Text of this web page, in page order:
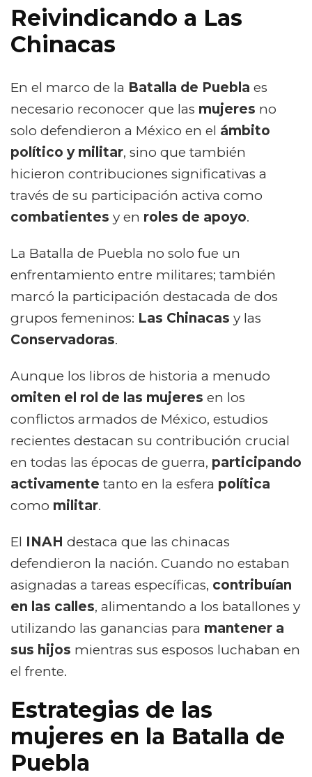
Mujeres
guerrilleras
durante
la
de
Reivindicando a Las
Chinacas
En el marco de la Batalla de Puebla es
necesario reconocer que las mujeres no
solo defendieron a México en el ámbito
político y militar, sino que también
hicieron contribuciones significativas a
través de su participación activa como
combatientes y en roles de apoyo.
La Batalla de Puebla no solo fue un
enfrentamiento entre militares; también
marcó la participación destacada de dos
grupos femeninos: Las Chinacas y las
Conservadoras.
Aunque los libros de historia a menudo
omiten el rol de las mujeres en los
conflictos armados de México, estudios
recientes destacan su contribución crucial
en todas las épocas de guerra, participando
activamente tanto en la esfera política
como militar.
El INAH destaca que las chinacas
defendieron la nación. Cuando no estaban
asignadas a tareas específicas, contribuían
en las calles, alimentando a los batallones y
utilizando las ganancias para mantener a
sus hijos mientras sus esposos luchaban en
el frente.
Estrategias de las
mujeres en la Batalla de
Puebla